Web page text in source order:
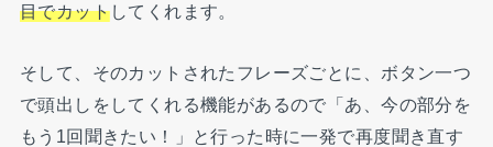
目でカットしてくれます。
そして、そのカットされたフレーズごとに、ボタン一つ
で頭出しをしてくれる機能があるので「あ、今の部分を
もう1回聞きたい！」と行った時に一発で再度聞き直す